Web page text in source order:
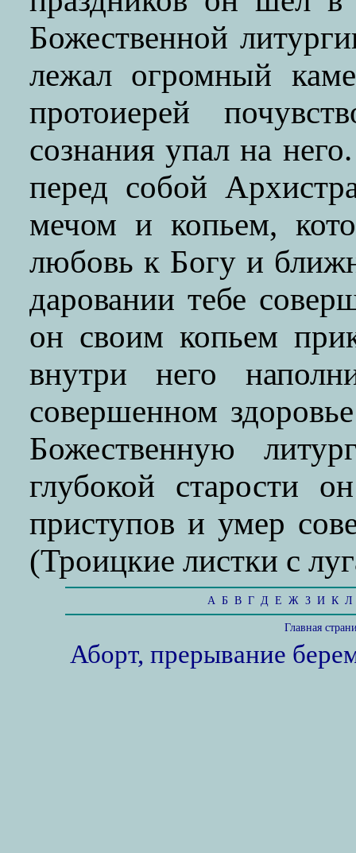
Божественной
лежал огромный
протоиерей
сознания упал на
перед собой
мечом и копьем,
любовь к Богу и
даровании тебе
он своим копьем
внутри него
совершенном
Божественную
глубокой старости
приступов и умер
(Троицкие листки с
А Б В Г Д Е Ж З И К Л
Главная
Аборт, прерывание